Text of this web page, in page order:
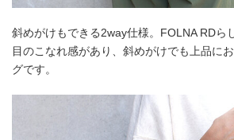
斜めがけもできる2way仕様。FOLNA RDら
目のこなれ感があり、斜めがけでも上品に
グです。